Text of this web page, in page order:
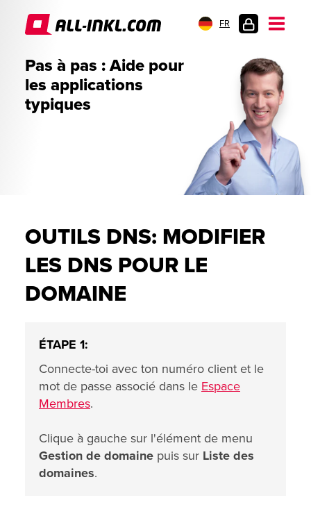
FR
Pas à pas : Aide pour
les applications
typiques
OUTILS DNS: MODIFIER
LES DNS POUR LE
DOMAINE
ÉTAPE 1:
Connecte-toi avec ton numéro client et le
mot de passe associé dans le Espace
Membres.
Clique à gauche sur l'élément de menu
Gestion de domaine puis sur Liste des
domaines.